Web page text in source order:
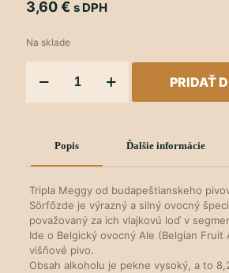
3,60€ s DPH
Na sklade
Pšeničné
PRIDAŤ
Popis Ďalšie informácie
Tripla Meggy od budapeštianskeho
Sörfőzde je výrazný a silný ovocný
považovaný za ich vlajkovú loď v
Ide o Belgický ovocný Ale (Belgian Fruit
višňové pivo.
Obsah alkoholu je pekne vysoký, a to